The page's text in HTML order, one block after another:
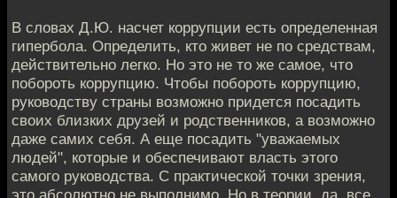
В словах Д.Ю. насчет коррупции есть определенная
гипербола. Определить, кто живет не по средствам,
действительно легко. Но это не то же самое, что
побороть коррупцию. Чтобы побороть коррупцию,
руководству страны возможно придется посадить
своих близких друзей и родственников, а возможно
даже самих себя. А еще посадить "уважаемых
людей", которые и обеспечивают власть этого
самого руководства. С практической точки зрения,
это абсолютно не выполнимо. Но в теории, да, все